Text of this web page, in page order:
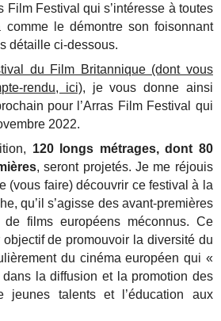
Film Festival qui s’intéresse à toutes
comme le démontre son foisonnant
détaille ci-dessous.
du Film Britannique (dont vous
rendu, ici), je vous donne ainsi
pour l’Arras Film Festival qui
2022.
120 longs métrages, dont 80
, seront projetés. Je me réjouis
(vous faire) découvrir ce festival à la
qu’il s’agisse des avant-premières
films européens méconnus. Ce
de promouvoir la diversité du
du cinéma européen qui «
la diffusion et la promotion des
jeunes talents et l’éducation aux